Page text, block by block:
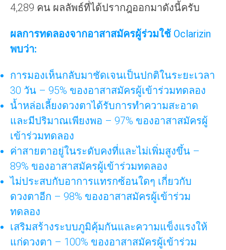
4,289 คน ผลลัพธ์ที่ได้ปรากฎออกมาดังนี้ครับ
ผลการทดลองจากอาสาสมัครผู้ร่วมใช้ Oclarizin
พบว่า:
การมองเห็นกลับมาชัดเจนเป็นปกติในระยะเวลา
30 วัน – 95% ของอาสาสมัครผู้เข้าร่วมทดลอง
น้ำหล่อเลี้ยงดวงตาได้รับการทำความสะอาด
และมีปริมาณเพียงพอ – 97% ของอาสาสมัครผู้
เข้าร่วมทดลอง
ค่าสายตาอยู่ในระดับคงที่และไม่เพิ่มสูงขึ้น –
89% ของอาสาสมัครผู้เข้าร่วมทดลอง
ไม่ประสบกับอาการแทรกซ้อนใดๆ เกี่ยวกับ
ดวงตาอีก – 98% ของอาสาสมัครผู้เข้าร่วม
ทดลอง
เสริมสร้างระบบภูมิคุ้มกันและความแข็งแรงให้
แก่ดวงตา – 100% ของอาสาสมัครผู้เข้าร่วม